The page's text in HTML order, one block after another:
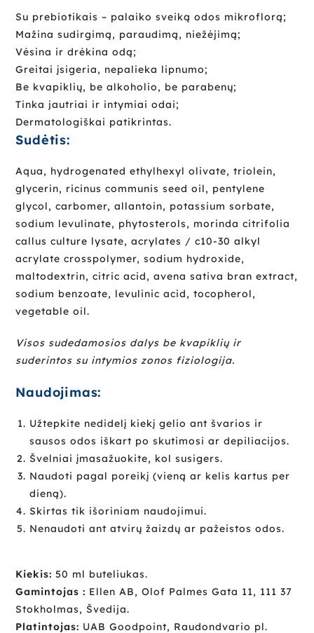
Su prebiotikais – palaiko sveiką odos mikroflorą;
Mažina sudirgimą, paraudimą, niežėjimą;
Vėsina ir drėkina odą;
Greitai įsigeria, nepalieka lipnumo;
Be kvapiklių, be alkoholio, be parabenų;
Tinka jautriai ir intymiai odai;
Dermatologiškai patikrintas.
Sudėtis:
Aqua, hydrogenated ethylhexyl olivate, triolein,
glycerin, ricinus communis seed oil, pentylene
glycol, carbomer, allantoin, potassium sorbate,
sodium levulinate, phytosterols, morinda citrifolia
callus culture lysate, acrylates / c10-30 alkyl
acrylate crosspolymer, sodium hydroxide,
maltodextrin, citric acid, avena sativa bran extract,
sodium benzoate, levulinic acid, tocopherol,
vegetable oil.
Visos sudedamosios dalys be kvapiklių ir
suderintos su intymios zonos fiziologija.
Naudojimas:
Užtepkite nedidelį kiekį gelio ant švarios ir
sausos odos iškart po skutimosi ar depiliacijos.
Švelniai įmasažuokite, kol susigers.
Naudoti pagal poreikį (vieną ar kelis kartus per
dieną).
Skirtas tik išoriniam naudojimui.
Nenaudoti ant atvirų žaizdų ar pažeistos odos.
Kiekis: 50 ml buteliukas.
Gamintojas : Ellen AB, Olof Palmes Gata 11, 111 37
Stokholmas, Švedija.
Platintojas: UAB Goodpoint, Raudondvario pl.